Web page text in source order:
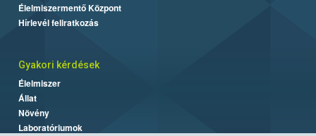
Élelmiszermentő Központ
Hírlevél feliratkozás
Gyakori kérdések
Élelmiszer
Állat
Növény
Laboratóriumok